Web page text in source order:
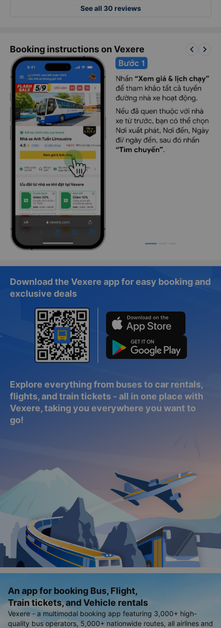
See all 30 reviews
Booking instructions on Vexere keyboard_arrow_left keyboard_arrow_right
Download the Vexere app for easy booking and
exclusive deals
Explore everything from buses to car rentals,
flights, and train tickets - all in one place with
Vexere, taking you everywhere you want to
go!
An app for booking Bus, Flight,
Train tickets, and Vehicle rentals
Vexere - a multimodal booking app featuring 3,000+ high-
quality bus operators, 5,000+ nationwide routes, all airlines and